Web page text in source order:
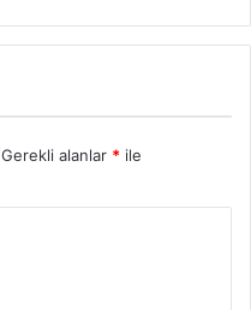
Gerekli alanlar * ile